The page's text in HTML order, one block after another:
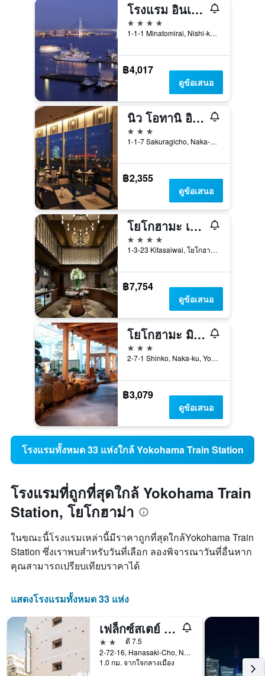
โรงแรม อินเตอร์คอนติเนนตัล โยโกฮามา แกรนด์ บาย IHG
4 ดาว
1-1-1 Minatomirai, Nishi-ku, โยโกฮาม่า, ญี่ปุ่น
฿4,017
ดูข้อเสนอ
นิว โอทานิ อินน์ โยโกฮามา พรีเมียม
3 ดาว
1-1-7 Sakuragicho, Naka-ku, โยโกฮาม่า, ญี่ปุ่น
฿2,355
ดูข้อเสนอ
โยโกฮามะ เบย์ เชอราตัน โฮเทล แอนด์ ทาวเวอร์ส
4 ดาว
1-3-23 Kitasaiwai, โยโกฮาม่า, ญี่ปุ่น
฿7,754
ดูข้อเสนอ
โยโกฮามะ มินามิมิไร มันโย-คลับ
3 ดาว
2-7-1 Shinko, Naka-ku, Yokohama-Shi, โยโกฮาม่า, ญี่ปุ่น
฿3,079
ดูข้อเสนอ
โรงแรมทั้งหมด 33 แห่งใกล้ Yokohama Train Station
โรงแรมที่ถูกที่สุดใกล้ Yokohama Train
Station, โยโกฮาม่า
ในขณะนี้โรงแรมเหล่านี้มีราคาถูกที่สุดใกล้Yokohama Train
Station ซึ่งเราพบสำหรับวันที่เลือก ลองพิจารณาวันที่อื่นหาก
คุณสามารถเปรียบเทียบราคาได้
แสดงโรงแรมทั้งหมด 33 แห่ง
เฟล็กซ์สเตย์ อินน์ ซากุระจิโกะ
2 ดาว
ดี 7.5
2-72-16, Hanasaki-Cho, Naka-ku, โยโกฮาม่า, ญี่ปุ่น
1.0 กม. จากใจกลางเมือง